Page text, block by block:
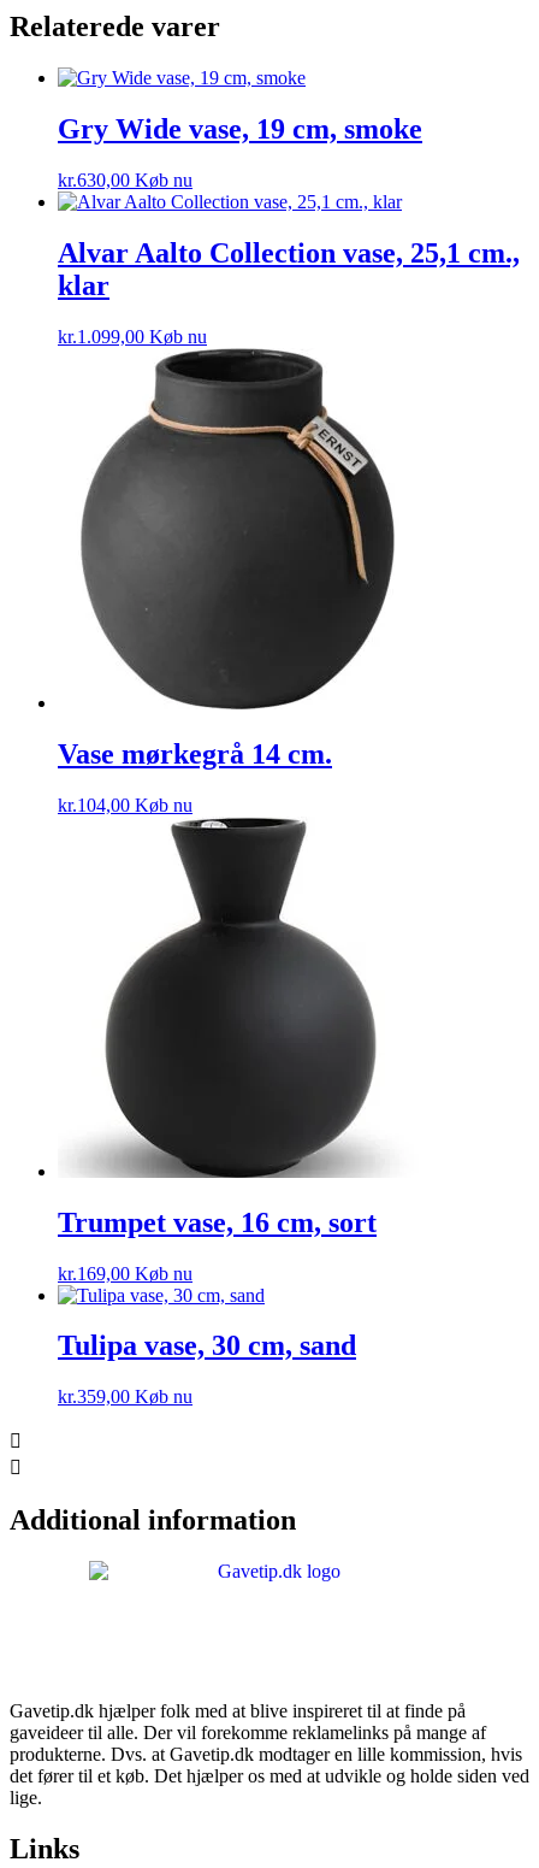
Relaterede varer
Gry Wide vase, 19 cm, smoke
kr.630,00 Køb nu
Alvar Aalto Collection vase, 25,1 cm.,
klar
kr.1.099,00 Køb nu
Vase mørkegrå 14 cm.
kr.104,00 Køb nu
Trumpet vase, 16 cm, sort
kr.169,00 Køb nu
Tulipa vase, 30 cm, sand
kr.359,00 Køb nu
Additional information
Gavetip.dk hjælper folk med at blive inspireret til at finde på
gaveideer til alle. Der vil forekomme reklamelinks på mange af
produkterne. Dvs. at Gavetip.dk modtager en lille kommission, hvis
det fører til et køb. Det hjælper os med at udvikle og holde siden ved
lige.
Links